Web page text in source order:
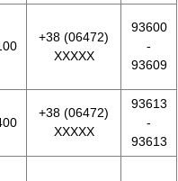
+38 (06472)
XXXXX
93600
-
93609
+38 (06472)
XXXXX
93613
-
93613